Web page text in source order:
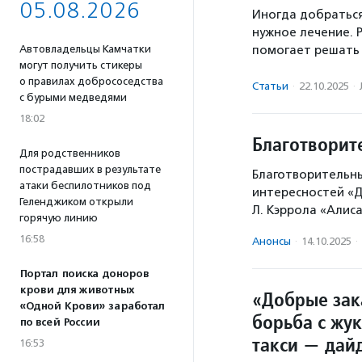
05.08.2026
Автовладельцы Камчатки
могут получить стикеры
о правилах добрососедства
с бурыми медведями
18:02
Для родственников
пострадавших в результате
атаки беспилотников под
Геленджиком открыли
горячую линию
16:58
Портал поиска доноров
крови для животных
«Одной Крови» заработал
по всей России
16:53
Иногда
нужное лечение.
помогает решать
Статьи · 22.10.2025 ·
интересностей
Л. Кэррола
Анонсы · 14.10.2025 ·
«Добрые
борьба с
такси —